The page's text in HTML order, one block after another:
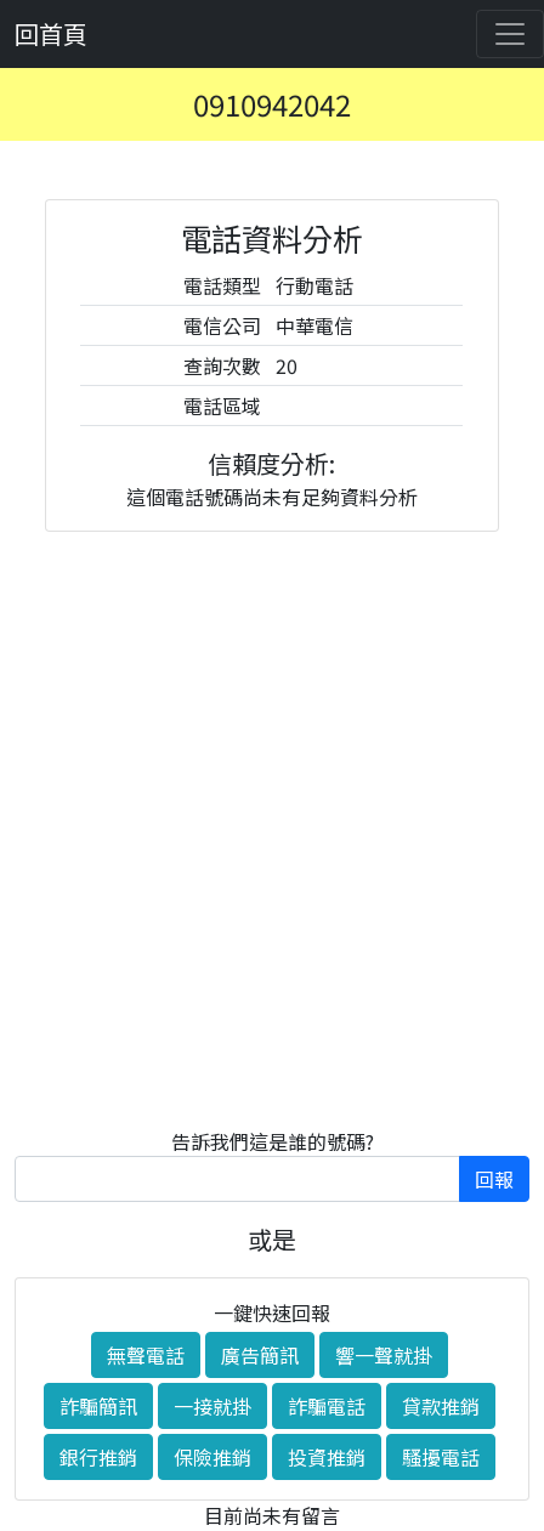
回首頁
0910942042
電話資料分析
電話類型 行動電話
電信公司 中華電信
查詢次數 20
電話區域
信賴度分析:
這個電話號碼尚未有足夠資料分析
告訴我們這是誰的號碼?
回報
或是
一鍵快速回報
無聲電話
廣告簡訊
響一聲就掛
詐騙簡訊
一接就掛 詐騙電話
貸款推銷
銀行推銷
保險推銷 投資推銷
騷擾電話
目前尚未有留言